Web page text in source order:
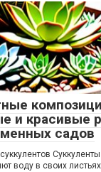
и красивые
садов
Суккуленты
воду в своих листьях,